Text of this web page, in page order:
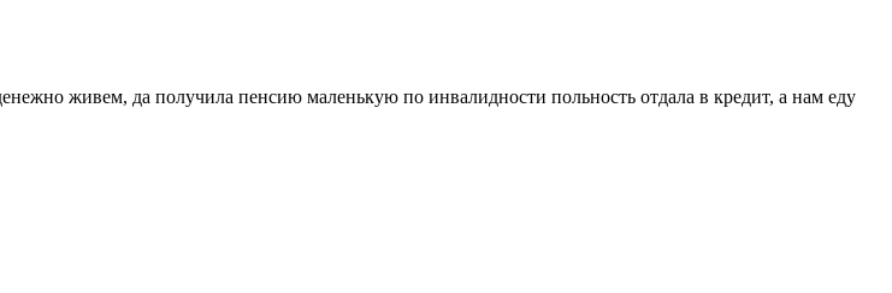
живем, да получила пенсию маленькую по инвалидности польность отдала в кредит, а нам еду